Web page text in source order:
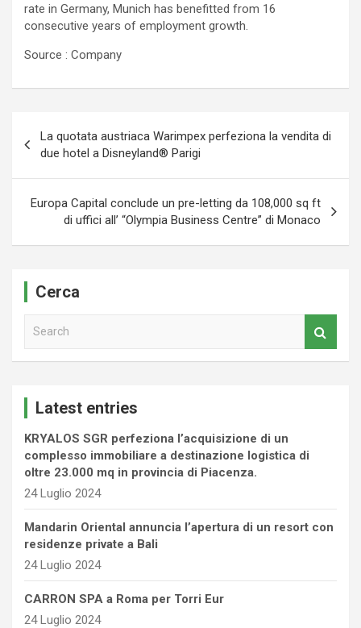
rate in Germany, Munich has benefitted from 16
consecutive years of employment growth.
Source : Company
articoli
La quotata austriaca Warimpex perfeziona la vendita di
due hotel a Disneyland® Parigi
Europa Capital conclude un pre-letting da 108,000 sq ft
di uffici all’ “Olympia Business Centre” di Monaco
Cerca
Latest entries
KRYALOS SGR perfeziona l’acquisizione di un
complesso immobiliare a destinazione logistica di
oltre 23.000 mq in provincia di Piacenza.
24 Luglio 2024
Mandarin Oriental annuncia l’apertura di un resort con
residenze private a Bali
24 Luglio 2024
CARRON SPA a Roma per Torri Eur
24 Luglio 2024